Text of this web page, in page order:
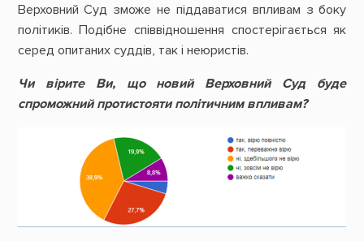
Верховний Суд зможе не піддаватися впливам з боку
політиків. Подібне співвідношення спостерігається як
серед опитаних суддів, так і неюристів.
Чи вірите Ви, що новий Верховний Суд буде
спроможний протистояти політичним впливам?